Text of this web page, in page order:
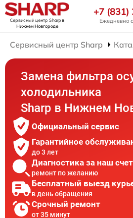
Сервисный центр Sharpв
Нижнем Новгороде
+7
Ежедневно
Сервисный центр Sharp
Замена фильтра
холодильника
Sharp в Нижнем
Официальный сервис
Гарантийное
до 3 лет
Диагностика за наш
ремонт по желанию
Бесплатный выезд
в день обращения
Срочный ремонт
от 35 минут